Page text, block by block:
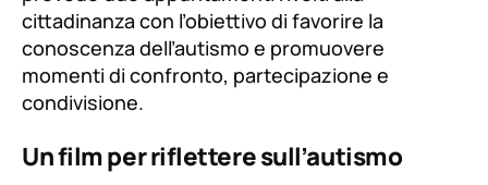
cittadinanza con l’obiettivo di favorire la
conoscenza dell’autismo e promuovere
momenti di confronto, partecipazione e
condivisione.
Un film per riflettere sull’autismo